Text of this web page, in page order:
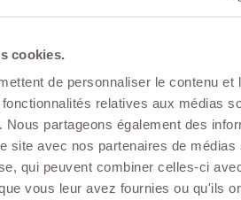
cookies.
de personnaliser le contenu et
relatives aux médias
partageons également des
site avec nos partenaires de médias
qui peuvent combiner celles-ci
vous leur avez fournies ou qu'ils
du régime
, avec une prise en
de la part de
les mutuelles
tarifs plus
prise en charge